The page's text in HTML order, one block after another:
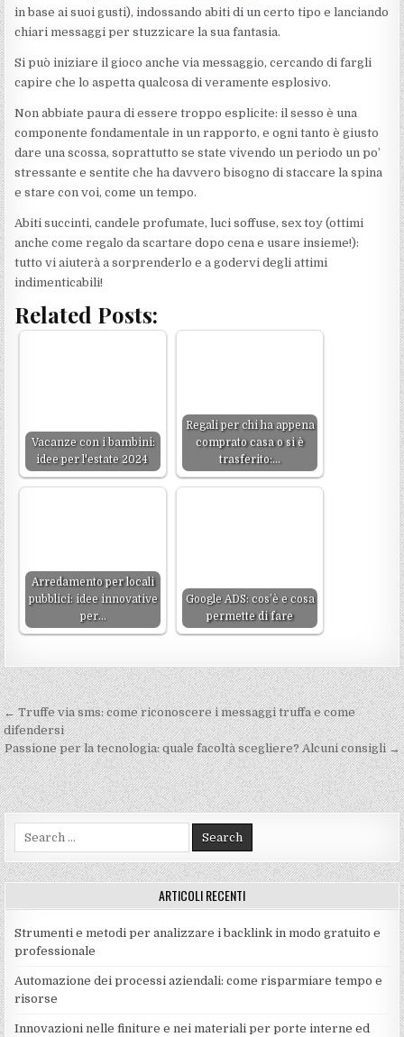
in base ai suoi gusti), indossando abiti di un certo tipo e lanciando
chiari messaggi per stuzzicare la sua fantasia.
Si può iniziare il gioco anche via messaggio, cercando di fargli
capire che lo aspetta qualcosa di veramente esplosivo.
Non abbiate paura di essere troppo esplicite: il sesso è una
componente fondamentale in un rapporto, e ogni tanto è giusto
dare una scossa, soprattutto se state vivendo un periodo un po’
stressante e sentite che ha davvero bisogno di staccare la spina
e stare con voi, come un tempo.
Abiti succinti, candele profumate, luci soffuse, sex toy (ottimi
anche come regalo da scartare dopo cena e usare insieme!):
tutto vi aiuterà a sorprenderlo e a godervi degli attimi
indimenticabili!
Related Posts:
Vacanze con i bambini:
idee per l'estate 2024
Regali per chi ha appena
comprato casa o si è
trasferito:…
Arredamento per locali
pubblici: idee innovative
per…
Google ADS: cos’è e cosa
permette di fare
Navigazione
articoli
← Truffe via sms: come riconoscere i messaggi truffa e come
difendersi
Passione per la tecnologia: quale facoltà scegliere? Alcuni consigli →
ARTICOLI RECENTI
Strumenti e metodi per analizzare i backlink in modo gratuito e
professionale
Automazione dei processi aziendali: come risparmiare tempo e
risorse
Innovazioni nelle finiture e nei materiali per porte interne ed